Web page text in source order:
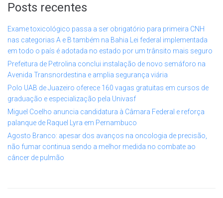
Posts recentes
Exame toxicológico passa a ser obrigatório para primeira CNH
nas categorias A e B também na Bahia Lei federal implementada
em todo o país é adotada no estado por um trânsito mais seguro
Prefeitura de Petrolina conclui instalação de novo semáforo na
Avenida Transnordestina e amplia segurança viária
Polo UAB de Juazeiro oferece 160 vagas gratuitas em cursos de
graduação e especialização pela Univasf
Miguel Coelho anuncia candidatura à Câmara Federal e reforça
palanque de Raquel Lyra em Pernambuco
Agosto Branco: apesar dos avanços na oncologia de precisão,
não fumar continua sendo a melhor medida no combate ao
câncer de pulmão